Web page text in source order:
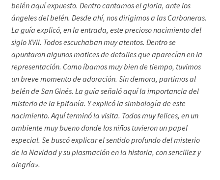
belén aquí expuesto. Dentro cantamos el gloria, ante los
ángeles del belén. Desde ahí, nos dirigimos a las Carboneras.
La guía explicó, en la entrada, este precioso nacimiento del
siglo XVII. Todos escuchaban muy atentos. Dentro se
apuntaron algunos matices de detalles que aparecían en la
representación. Como íbamos muy bien de tiempo, tuvimos
un breve momento de adoración. Sin demora, partimos al
belén de San Ginés. La guía señaló aquí la importancia del
misterio de la Epifanía. Y explicó la simbología de este
nacimiento. Aquí terminó la visita. Todos muy felices, en un
ambiente muy bueno donde los niños tuvieron un papel
especial. Se buscó explicar el sentido profundo del misterio
de la Navidad y su plasmación en la historia, con sencillez y
alegría».